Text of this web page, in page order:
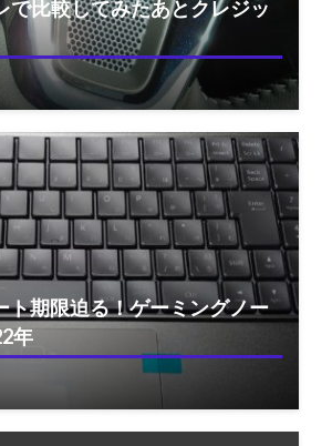
で比較してみたあとクレジッ
ト期限迫る！ゲーミングノー
年